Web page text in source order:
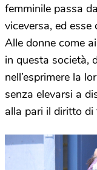
femminile passa
viceversa, ed
Alle donne come
in questa società,
nell’esprimere la
senza elevarsi a
alla pari il diritto di